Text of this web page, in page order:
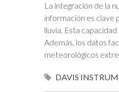
La integración de la
información es clave
lluvia. Esta
Además, los datos
meteorológicos
DAVIS